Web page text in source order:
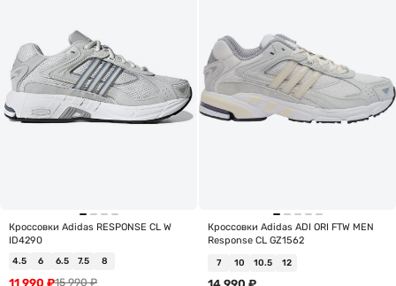
Кроссовки Adidas RESPONSE CL W
ID4290
4.5 6 6.5 7.5 8
15 990₽
11 990 ₽
Кроссовки Adidas ADI ORI FTW MEN
Response CL GZ1562
7 10 10.5 12